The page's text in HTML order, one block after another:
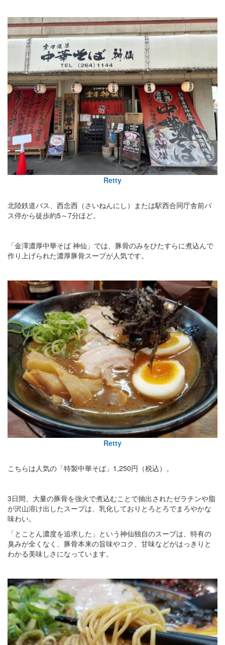
Retty
北陸鉄道バス、西念西（さいねんにし）または駅西合同庁舎前バ
ス停から徒歩約5～7分ほど。
「金澤濃厚中華そば 神仙」では、豚骨のみをひたすらに煮込んで
作り上げられた濃厚豚骨スープが人気です。
Retty
こちらは人気の「特製中華そば」1,250円（税込）。
3日間、大量の豚骨を強火で煮込むことで抽出されたゼラチンや脂
が沢山溶け出したスープは、乳化しておりとろとろでまろやかな
味わい。
「とことん濃度を追求した」という神仙独自のスープは、特有の
臭みが全くなく、豚骨本来の旨味やコク、甘味などがはっきりと
わかる美味しさになっています。